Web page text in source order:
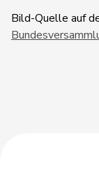
Bild-Quelle auf